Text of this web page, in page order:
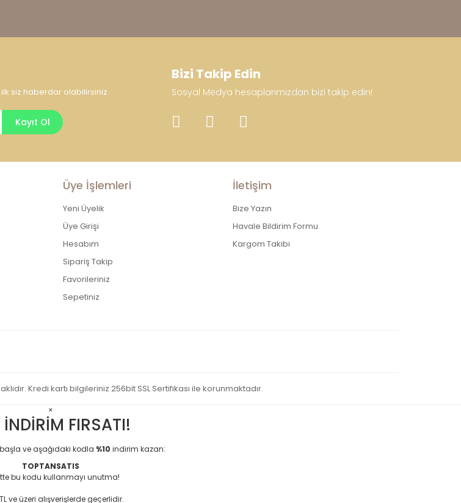
siz haberdar olabilirsiniz.
Kayıt Ol
Bizi Takip Edin
Sosyal Medya hesaplarımızdan bizi takip edin!
Üye İşlemleri
Yeni Üyelik
Üye Girişi
Hesabım
Sipariş Takip
Favorileriniz
Sepetiniz
İletişim
Bize Yazın
Havale Bildirim Formu
Kargom Takibi
Kredi kartı bilgileriniz 256bit SSL Sertifikası ile korunmaktadır.
×
İNDİRİM FIRSATI!
ve aşağıdaki kodla %10 indirim kazan:
TOPTANSATIS
bu kodu kullanmayı unutma!
ve üzeri alışverişlerde geçerlidir.